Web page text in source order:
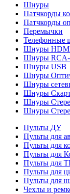
Шнуры
Патчкорды
Патчкорды
Перемычки
Телефонные
Шнуры
Шнуры
Шнуры USB
Шнуры
Шнуры
Шнуры
Шнуры
Шнуры
Пульты ДУ
Пульты для
Пульты для
Пульты для
Пульты для
Пульты для
Пульты для
Чехлы и